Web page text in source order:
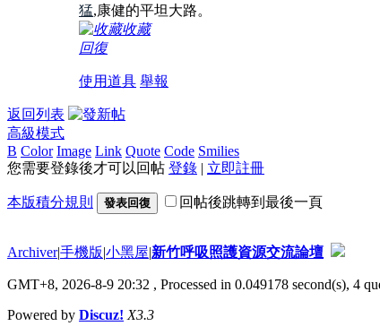
猛,康健的平坦大路。
收藏
回復
使用道具 舉報
返回列表
高級模式
B Color Image Link Quote Code Smilies
您需要登錄後才可以回帖 登錄 | 立即註冊
本版積分規則 發表回復 回帖後跳轉到最後一頁
Archiver|手機版|小黑屋|新竹呼吸照護資源交流論壇
GMT+8, 2026-8-9 20:32 , Processed in 0.049178 second(s), 4
Powered by Discuz! X3.3